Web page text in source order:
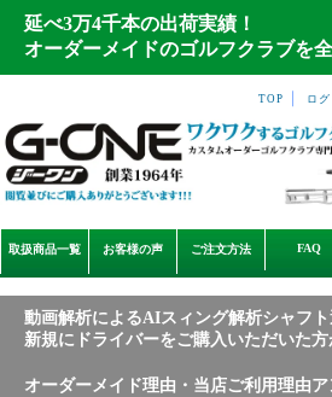
延べ3万4千本の出荷実績！
オーダーメイドのゴルフクラブを
TOP ロ
取扱商品一覧 お客様の声 ご注文方法 FAQ
動画解析によるAIスィング解析シャフト
新規にドライバーをご購入いただいた方
オーダーメイド理由・当店ご利用理由